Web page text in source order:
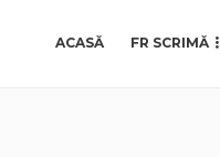
ACASĂ FR SCRIMĂ